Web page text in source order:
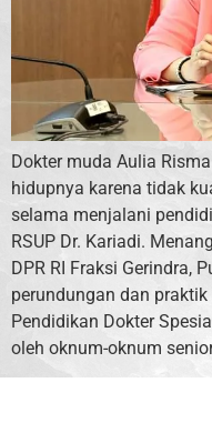
Dokter muda Aulia
hidupnya karena tidak
selama menjalani
RSUP Dr. Kariadi.
DPR RI Fraksi Gerindra,
perundungan dan
Pendidikan Dokter
oleh oknum-oknum